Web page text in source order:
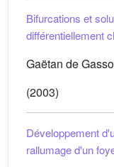
Bifurcations et
différentiellement
Gaëtan de
(2003)
Développement
rallumage d'un